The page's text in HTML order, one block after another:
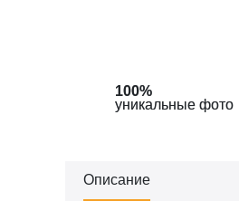
100%
уникальные фото
100%
уникальные фото
Описание